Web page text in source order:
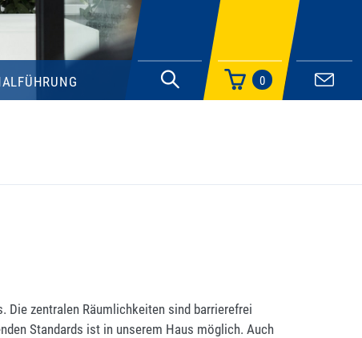
0
Die zentralen Räumlichkeiten sind barrierefrei
Standards ist in unserem Haus möglich. Auch